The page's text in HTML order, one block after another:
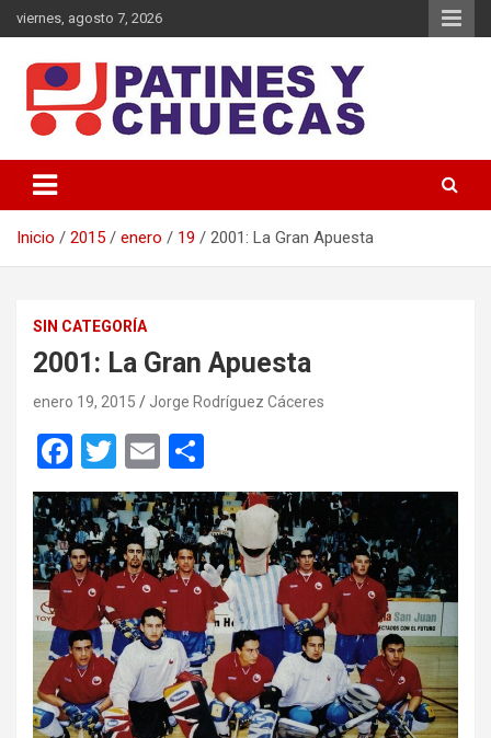
Saltar
al
viernes, agosto 7, 2026
Patines y Chuecas
Inicio 2015 enero 19 2001: La Gran Apuesta
SIN CATEGORÍA
2001: La Gran Apuesta
enero 19, 2015 Jorge Rodríguez Cáceres
F
a
ce
b
o
o
k
T
wi
tt
er
E
m
ail
o
m
p
ar
tir